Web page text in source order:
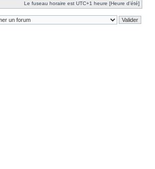
Le fuseau horaire est UTC+1 heure [Heure d’été]